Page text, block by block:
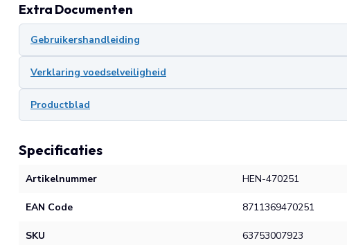
Extra Documenten
Gebruikershandleiding
Verklaring voedselveiligheid
Productblad
Specificaties
Artikelnummer HEN-470251
EAN Code 8711369470251
SKU 63753007923